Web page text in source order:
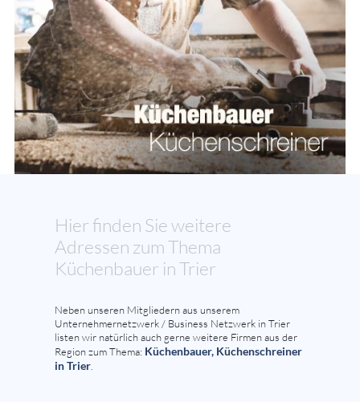
Hier finden Sie weitere
Adressen zum Thema
Küchenbauer in Trier
Neben unseren Mitgliedern aus unserem
Unternehmernetzwerk / Business Netzwerk in Trier
listen wir natürlich auch gerne weitere Firmen aus der
Region zum Thema: Küchenbauer, Küchenschreiner
in Trier